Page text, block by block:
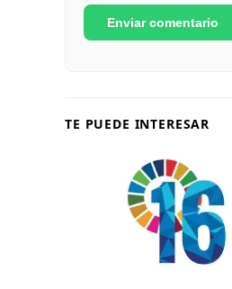
TE PUEDE INTERESAR